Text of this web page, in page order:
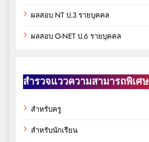
ผลสอบ NT ป.3 รายบุคคล
ผลสอบ O-NET ป.6 รายบุคคล
สำรวจแววความสามารถพิเศษ
สำหรับครู
สำหรับนักเรียน